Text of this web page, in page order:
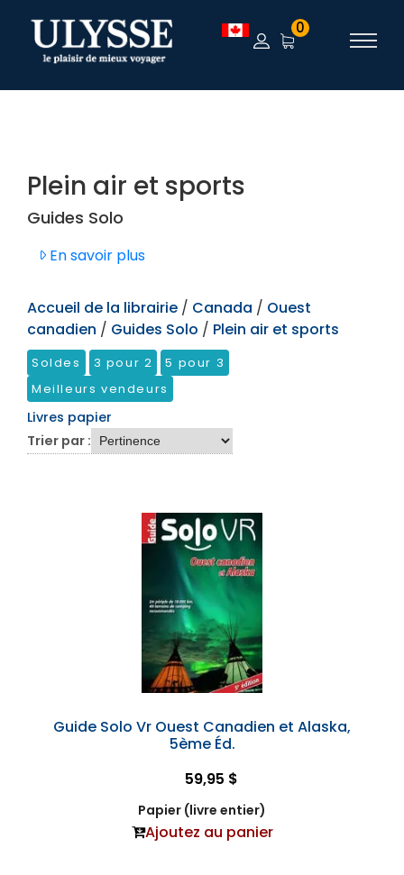
TEST 0
Plein air et sports
Guides Solo
En savoir plus
Accueil de la librairie / Canada / Ouest
canadien / Guides Solo / Plein air et sports
Soldes 3 pour 2
5 pour 3
Meilleurs vendeurs
Livres papier
Trier par :
Guide Solo Vr Ouest Canadien et Alaska,
5ème Éd.
59,95 $
Papier (livre entier)
Ajoutez au panier